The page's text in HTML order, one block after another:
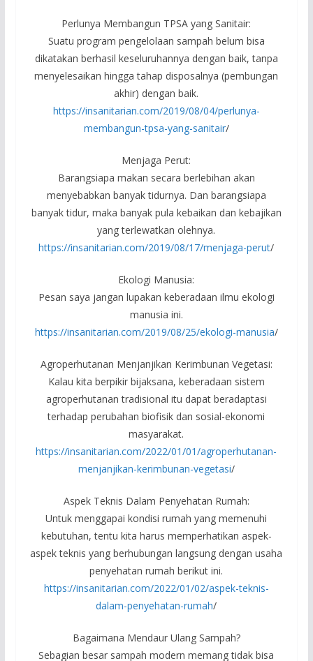
Perlunya Membangun TPSA yang Sanitair:
Suatu program pengelolaan sampah belum bisa
dikatakan berhasil keseluruhannya dengan baik, tanpa
menyelesaikan hingga tahap disposalnya (pembungan
akhir) dengan baik.
https://insanitarian.com/2019/08/04/perlunya-
membangun-tpsa-yang-sanitair/
Menjaga Perut:
Barangsiapa makan secara berlebihan akan
menyebabkan banyak tidurnya. Dan barangsiapa
banyak tidur, maka banyak pula kebaikan dan kebajikan
yang terlewatkan olehnya.
https://insanitarian.com/2019/08/17/menjaga-perut/
Ekologi Manusia:
Pesan saya jangan lupakan keberadaan ilmu ekologi
manusia ini.
https://insanitarian.com/2019/08/25/ekologi-manusia/
Agroperhutanan Menjanjikan Kerimbunan Vegetasi:
Kalau kita berpikir bijaksana, keberadaan sistem
agroperhutanan tradisional itu dapat beradaptasi
terhadap perubahan biofisik dan sosial-ekonomi
masyarakat.
https://insanitarian.com/2022/01/01/agroperhutanan-
menjanjikan-kerimbunan-vegetasi/
Aspek Teknis Dalam Penyehatan Rumah:
Untuk menggapai kondisi rumah yang memenuhi
kebutuhan, tentu kita harus memperhatikan aspek-
aspek teknis yang berhubungan langsung dengan usaha
penyehatan rumah berikut ini.
https://insanitarian.com/2022/01/02/aspek-teknis-
dalam-penyehatan-rumah/
Bagaimana Mendaur Ulang Sampah?
Sebagian besar sampah modern memang tidak bisa